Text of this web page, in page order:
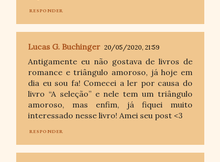
RESPONDER
Lucas G. Buchinger 20/05/2020, 21:59
Antigamente eu não gostava de livros de
romance e triângulo amoroso, já hoje em
dia eu sou fa! Comecei a ler por causa do
livro “A seleção” e nele tem um triângulo
amoroso, mas enfim, já fiquei muito
interessado nesse livro! Amei seu post <3
RESPONDER